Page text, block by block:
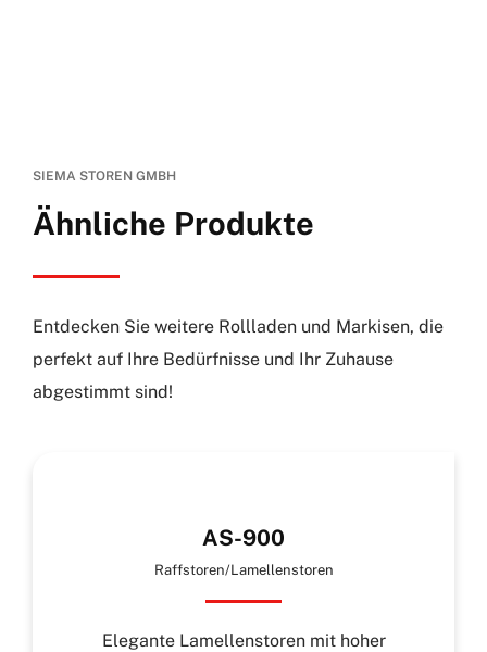
SIEMA STOREN GMBH
Ähnliche Produkte
Entdecken Sie weitere Rollladen und Markisen, die
perfekt auf Ihre Bedürfnisse und Ihr Zuhause
abgestimmt sind!
AS-900
Raffstoren/Lamellenstoren
Elegante Lamellenstoren mit hoher